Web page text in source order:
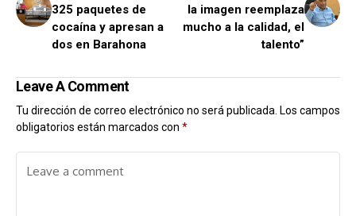
325 paquetes de
cocaína y apresan a
dos en Barahona
la imagen reemplaza
mucho a la calidad, el
talento”
Leave A Comment
Tu dirección de correo electrónico no será publicada. Los campos
obligatorios están marcados con *